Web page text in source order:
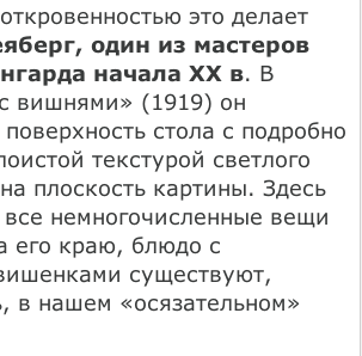
это делает
один из мастеров
начала XX в. В
вишнями» (1919) он
стола с подробно
текстурой светлого
плоскость картины. Здесь
немногочисленные вещи
его краю, блюдо с
существуют,
в нашем «осязательном»